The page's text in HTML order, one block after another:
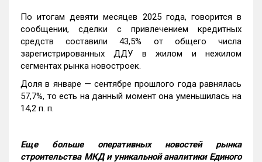
По итогам девяти месяцев 2025 года, говорится в
сообщении, сделки с привлечением кредитных
средств составили 43,5% от общего числа
зарегистрированных ДДУ в жилом и нежилом
сегментах рынка новостроек.
Доля в январе — сентябре прошлого года равнялась
57,7%, то есть на данный момент она уменьшилась на
14,2 п. п.
Еще больше оперативных новостей рынка
строительства МКД и уникальной аналитики Единого